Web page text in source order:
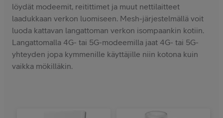
löydät modeemit, reitittimet ja muut nettilaitteet
laadukkaan verkon luomiseen. Mesh-järjestelmällä voit
luoda kattavan langattoman verkon isompaankin kotiin.
Langattomalla 4G- tai 5G-modeemilla jaat 4G- tai 5G-
yhteyden jopa kymmenille käyttäjille niin kotona kuin
vaikka mökilläkin.